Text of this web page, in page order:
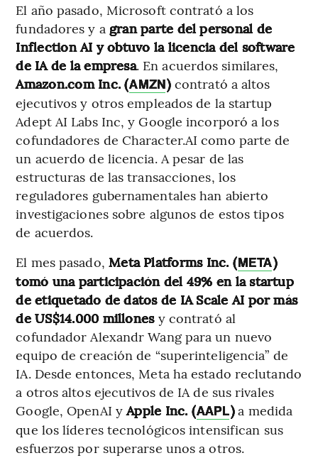
El año pasado, Microsoft contrató a los
fundadores y a gran parte del personal de
Inflection AI y obtuvo la licencia del software
de IA de la empresa. En acuerdos similares,
Amazon.com Inc. (AMZN) contrató a altos
ejecutivos y otros empleados de la startup
Adept AI Labs Inc, y Google incorporó a los
cofundadores de Character.AI como parte de
un acuerdo de licencia. A pesar de las
estructuras de las transacciones, los
reguladores gubernamentales han abierto
investigaciones sobre algunos de estos tipos
de acuerdos.
El mes pasado, Meta Platforms Inc. (META)
tomó una participación del 49% en la startup
de etiquetado de datos de IA Scale AI por más
de US$14.000 millones y contrató al
cofundador Alexandr Wang para un nuevo
equipo de creación de “superinteligencia” de
IA. Desde entonces, Meta ha estado reclutando
a otros altos ejecutivos de IA de sus rivales
Google, OpenAI yApple Inc. (AAPL)a medida
que los líderes tecnológicos intensifican sus
esfuerzos por superarse unos a otros.